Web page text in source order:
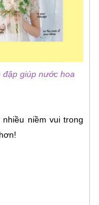
đập giúp nước hoa
niềm vui trong